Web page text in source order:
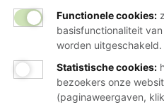
Functionele cookies:
basisfunctionaliteit
worden uitgeschakeld.
Statistische cookies:
bezoekers onze
(paginaweergaven,